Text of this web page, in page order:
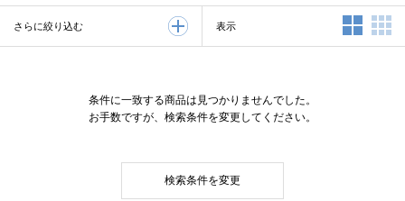
さらに絞り込む 表示 2列表示
条件に一致する商品は見つかりませんでした。
お手数ですが、検索条件を変更してください。
検索条件を変更